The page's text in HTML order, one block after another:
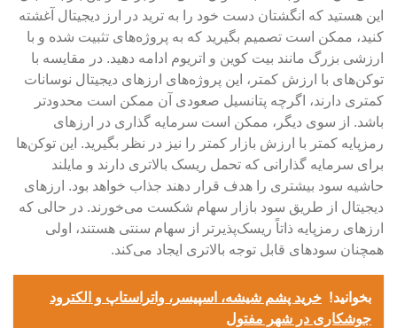
این هستید که انگشتان دست خود را به ترید در ارز دیجیتال آغشته
کنید، ممکن است تصمیم بگیرید که به پروژه‌های تثبیت شده و با
ارزشی بزرگ مانند بیت کوین و اتریوم ادامه دهید. در مقایسه با
توکن‌های با ارزش کمتر، این پروژه‌های ارزهای دیجیتال نوسانات
کمتری دارند، اگرچه پتانسیل صعودی آن ممکن است محدودتر
باشد. از سوی دیگر، ممکن است سرمایه گذاری در ارزهای
رمزپایه کمتر با ارزش بازار کمتر را نیز در نظر بگیرید. این توکن‌ها
برای سرمایه گذارانی که تحمل ریسک بالاتری دارند و مایلند
حاشیه سود بیشتری را هدف قرار دهند جذاب خواهد بود. ارزهای
دیجیتال از طریق سود بازار سهام شکست می‌خورند. در حالی که
ارزهای رمزپایه ذاتاً ریسک‌پذیرتر از سهام سنتی هستند، اولی
همچنان سودهای قابل توجه بالاتری ایجاد می‌کند.
بخوانید! خرید پشم شیشه، اسپیسر، واتراستاپ و الکترود
جوشکاری در شهر مفتول